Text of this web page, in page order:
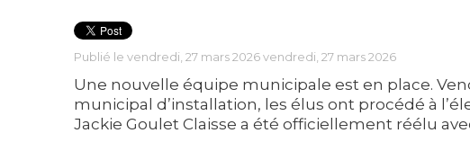
Publié le vendredi, 27 mars 2026 vendredi, 27 mars 2026
Une nouvelle équipe municipale est en place.
municipal d’installation, les élus ont procédé à
Jackie Goulet Claisse a été officiellement réélu